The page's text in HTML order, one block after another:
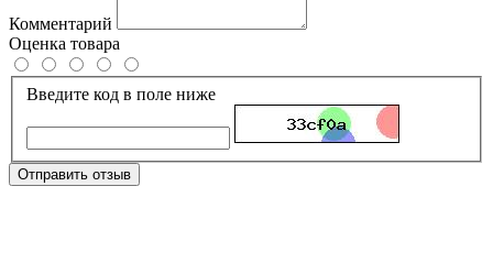
Комментарий
Оценка товара
Введите код в поле ниже
Отправить отзыв